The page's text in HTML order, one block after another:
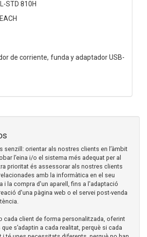
STD 810H
de corriente, funda y adaptador USB-
senzill: orientar als nostres clients en l’àmbit
l’eina i/o el sistema més adequat per al
prioritat és assessorar als nostres clients
amb la informàtica en el seu
i la compra d'un aparell, fins a l'adaptació
d'una pàgina web o el servei post-venda
cada client de forma personalitzada, oferint
s’adaptin a cada realitat, perquè si cada